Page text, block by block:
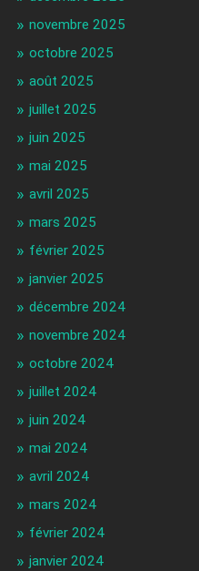
novembre 2025
octobre 2025
août 2025
juillet 2025
juin 2025
mai 2025
avril 2025
mars 2025
février 2025
janvier 2025
décembre 2024
novembre 2024
octobre 2024
juillet 2024
juin 2024
mai 2024
avril 2024
mars 2024
février 2024
janvier 2024